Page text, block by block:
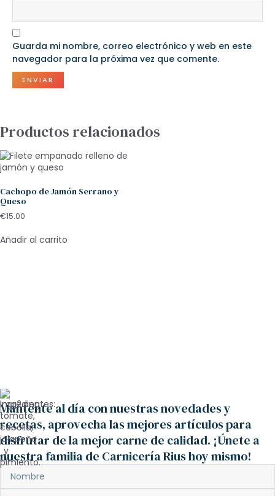
Guarda mi nombre, correo electrónico y web en este
navegador para la próxima vez que comente.
Productos relacionados
Cachopo de Jamón Serrano y
Queso
€15.00
Añadir al carrito
Mantente al día con nuestras novedades y
recetas, aprovecha las mejores artículos para
disfrutar de la mejor carne de calidad. ¡Únete a
nuestra familia de Carnicería Rius hoy mismo!